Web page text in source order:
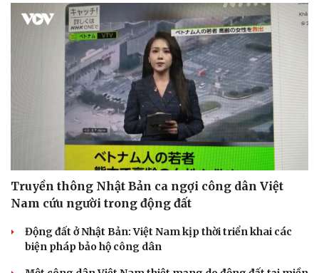
Truyền thông Nhật Bản ca ngợi công dân Việt
Nam cứu người trong động đất
Động đất ở Nhật Bản: Việt Nam kịp thời triển khai các
biện pháp bảo hộ công dân